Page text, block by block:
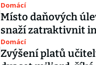
Domácí
Místo daňových
snaží zatraktivnit
Domácí
Zvýšení platů